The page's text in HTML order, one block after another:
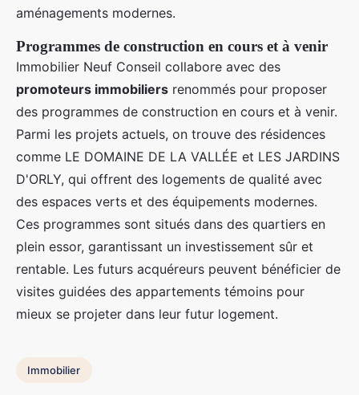
aménagements modernes.
Programmes de construction en cours et à venir
Immobilier Neuf Conseil collabore avec des
promoteurs immobiliers renommés pour proposer
des programmes de construction en cours et à venir.
Parmi les projets actuels, on trouve des résidences
comme LE DOMAINE DE LA VALLÉE et LES JARDINS
D'ORLY, qui offrent des logements de qualité avec
des espaces verts et des équipements modernes.
Ces programmes sont situés dans des quartiers en
plein essor, garantissant un investissement sûr et
rentable. Les futurs acquéreurs peuvent bénéficier de
visites guidées des appartements témoins pour
mieux se projeter dans leur futur logement.
Immobilier